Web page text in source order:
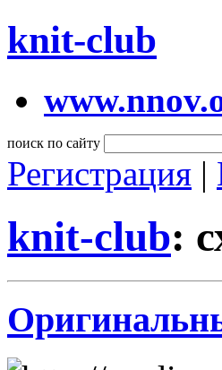
knit-club
поиск по сайту
Регистрация |
knit-club: